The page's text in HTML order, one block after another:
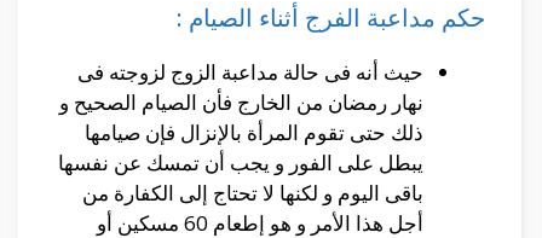
حكم مداعبة الفرج أثناء الصيام :
حيث أنه فى حالة مداعبة الزوج لزوجته فى
نهار رمضان من الخارج فأن الصيام الصحيح و
ذلك حتى تقوم المرأة بالإنزال فإن صيامها
يبطل على الفور و يجب أن تمسك عن نفسها
باقى اليوم و لكنها لا تحتاج إلى الكفارة من
أجل هذا الأمر و هو إطعام 60 مسكين أو